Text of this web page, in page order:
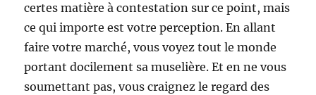
certes matière à contestation sur ce point, mais
ce qui importe est votre perception. En allant
faire votre marché, vous voyez tout le monde
portant docilement sa muselière. Et en ne vous
soumettant pas, vous craignez le regard des